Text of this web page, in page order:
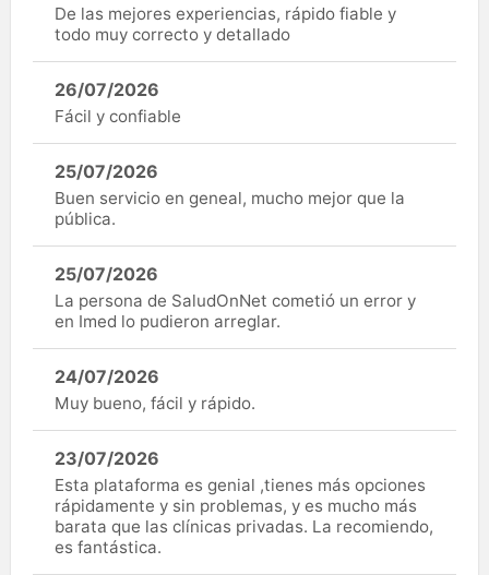
De las mejores experiencias, rápido fiable y
todo muy correcto y detallado
26/07/2026
Fácil y confiable
25/07/2026
Buen servicio en geneal, mucho mejor que la
pública.
25/07/2026
La persona de SaludOnNet cometió un error y
en Imed lo pudieron arreglar.
24/07/2026
Muy bueno, fácil y rápido.
23/07/2026
Esta plataforma es genial ,tienes más opciones
rápidamente y sin problemas, y es mucho más
barata que las clínicas privadas. La recomiendo,
es fantástica.